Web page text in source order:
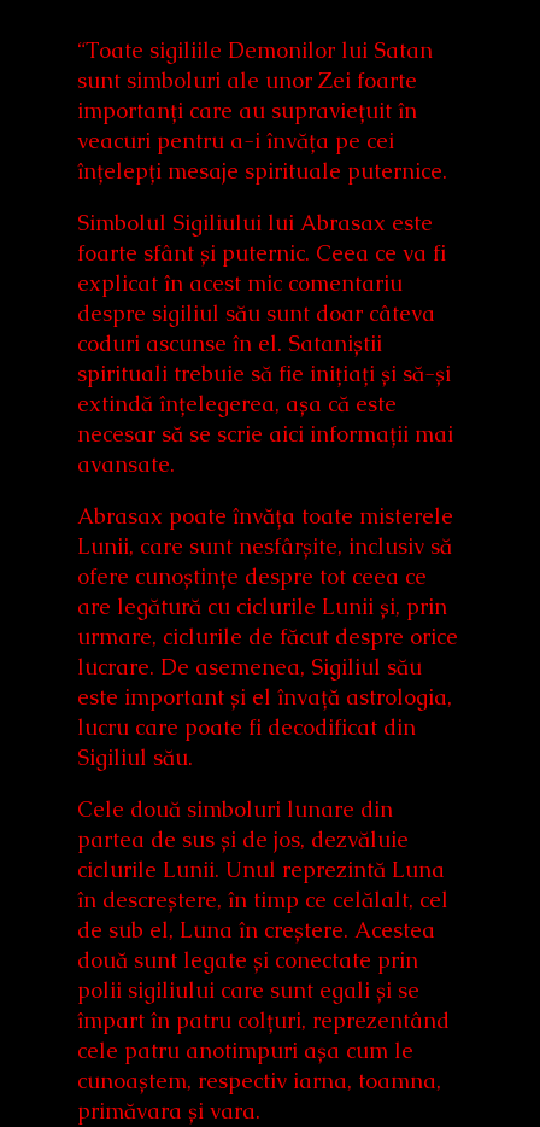
“Toate sigiliile Demonilor lui Satan
sunt simboluri ale unor Zei foarte
importanți care au supraviețuit în
veacuri pentru a-i învăța pe cei
înțelepți mesaje spirituale puternice.
Simbolul Sigiliului lui Abrasax este
foarte sfânt și puternic. Ceea ce va fi
explicat în acest mic comentariu
despre sigiliul său sunt doar câteva
coduri ascunse în el. Sataniștii
spirituali trebuie să fie inițiați și să-și
extindă înțelegerea, așa că este
necesar să se scrie aici informații mai
avansate.
Abrasax poate învăța toate misterele
Lunii, care sunt nesfârșite, inclusiv să
ofere cunoștințe despre tot ceea ce
are legătură cu ciclurile Lunii și, prin
urmare, ciclurile de făcut despre orice
lucrare. De asemenea, Sigiliul său
este important și el învață astrologia,
lucru care poate fi decodificat din
Sigiliul său.
Cele două simboluri lunare din
partea de sus și de jos, dezvăluie
ciclurile Lunii. Unul reprezintă Luna
în descreștere, în timp ce celălalt, cel
de sub el, Luna în creștere. Acestea
două sunt legate și conectate prin
polii sigiliului care sunt egali și se
împart în patru colțuri, reprezentând
cele patru anotimpuri așa cum le
cunoaștem, respectiv iarna, toamna,
primăvara și vara.